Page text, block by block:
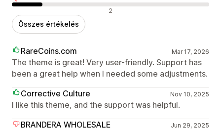
Negatív értékelések 2
Összes értékelés
RareCoins.com Mar 17, 2026
The theme is great! Very user-friendly. Support has
been a great help when I needed some adjustments.
Corrective Culture
Nov 10, 2025
I like this theme, and the support was helpful.
BRANDERA WHOLESALE
Jun 29, 2025